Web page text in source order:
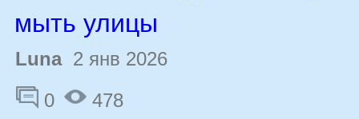
мыть улицы
Luna2 янв 2026
0
478